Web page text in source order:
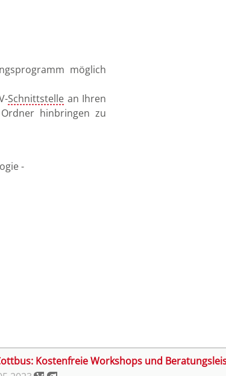
möglich
Schnittstelle an Ihren
hinbringen zu
-
Kostenfreie Workshops und